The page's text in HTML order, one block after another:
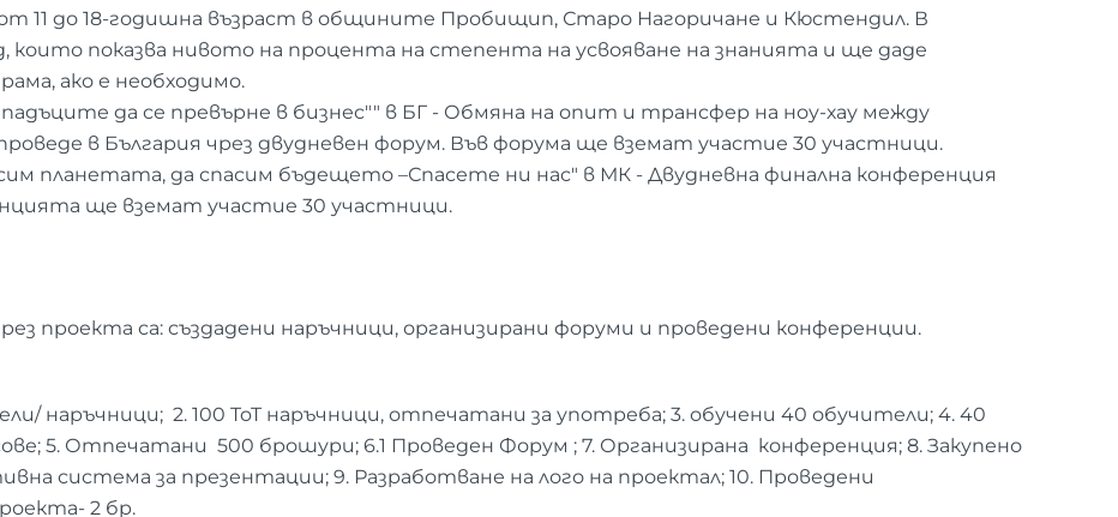
11 до 18-годишна възраст в общините Пробищип, Старо Нагоричане и Кюстендил. В
показва нивото на процента на степента на усвояване на знанията и ще даде
ако е необходимо.
да се превърне в бизнес"" в БГ - Обмяна на опит и трансфер на ноу-хау между
в България чрез двудневен форум. Във форума ще вземат участие 30 участници.
планетата, да спасим бъдещето –Спасете ни нас" в МК - Двудневна финална конференция
ще вземат участие 30 участници.
проекта са: създадени наръчници, организирани форуми и проведени конференции.
наръчници; 2. 100 ToT наръчници, отпечатани за употреба; 3. обучени 40 обучители; 4. 40
5. Отпечатани 500 брошури; 6.1 Проведен Форум ; 7. Организирана конференция; 8. Закупено
система за презентации; 9. Разработване на лого на проектал; 10. Проведени
2 бр.